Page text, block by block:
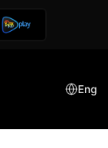
Eng